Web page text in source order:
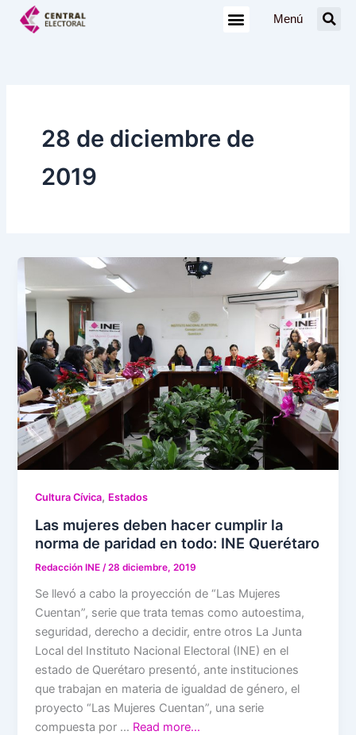
Menú
28 de diciembre de
2019
Cultura Cívica, Estados
Las mujeres deben hacer cumplir la
norma de paridad en todo: INE Querétaro
Redacción INE/28 diciembre, 2019
Se llevó a cabo la proyección de “Las Mujeres
Cuentan”, serie que trata temas como autoestima,
seguridad, derecho a decidir, entre otros La Junta
Local del Instituto Nacional Electoral (INE) en el
estado de Querétaro presentó, ante instituciones
que trabajan en materia de igualdad de género, el
proyecto “Las Mujeres Cuentan”, una serie
compuesta por … Read more…